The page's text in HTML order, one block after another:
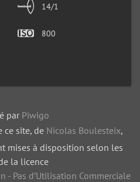
14/1
800
par Piwigo
ce site, de Nicolas Boulesteix,
mises à disposition selon les
la licence
- Pas d’Utilisation Commerciale